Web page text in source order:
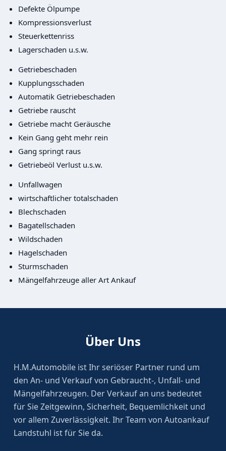
Defekte Ölpumpe
Kompressionsverlust
Steuerkettenriss
Lagerschaden u.s.w.
Getriebeschaden
Kupplungsschaden
Automatik Getriebeschaden
Getriebe rauscht
Getriebe macht Geräusche
Kein Gang geht mehr rein
Gang springt raus
Getriebeöl Verlust u.s.w.
Unfallwagen
wirtschaftlicher totalschaden
Blechschaden
Bagatellschaden
Wildschaden
Hagelschaden
Sturmschaden
Mängelfahrzeuge aller Art Ankauf
Über Uns
H.M.Automobile ist Ihr seriöser Partner rund um
den An- und Verkauf von Gebraucht-, Unfall- und
Mängelfahrzeugen. Der Verkauf an uns bedeutet
für Sie Zeitgewinn, Sicherheit, Bequemlichkeit und
vor allem Zuverlässigkeit. Ihr Team von Autoankauf
Landstuhl ist für Sie da.